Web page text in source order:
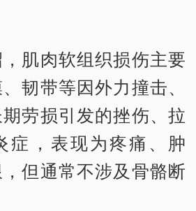
肉软组织损伤主要
韧带等因外力撞击、
劳损引发的挫伤、拉
症，表现为疼痛、肿
但通常不涉及骨骼断